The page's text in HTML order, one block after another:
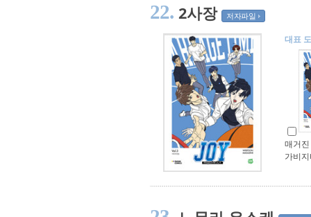
22. 2사장 저자파일
대표
매거
가비